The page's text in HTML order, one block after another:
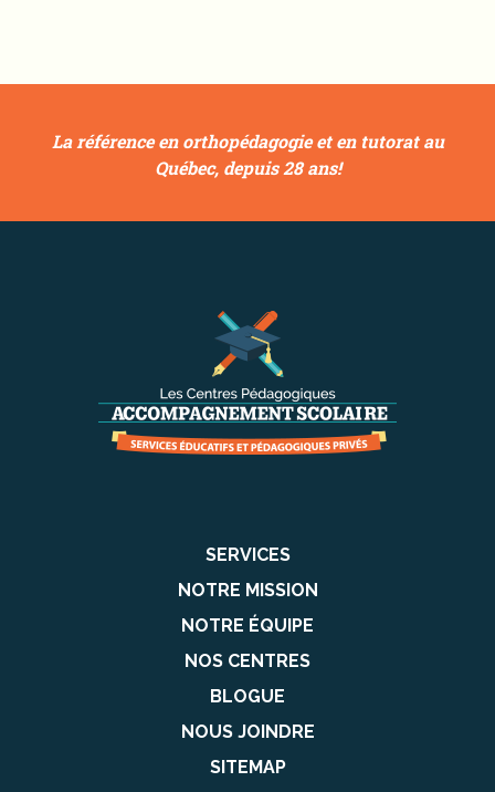
La référence en orthopédagogie et en tutorat au
Québec, depuis 28 ans!
SERVICES
NOTRE MISSION
NOTRE ÉQUIPE
NOS CENTRES
BLOGUE
NOUS JOINDRE
SITEMAP